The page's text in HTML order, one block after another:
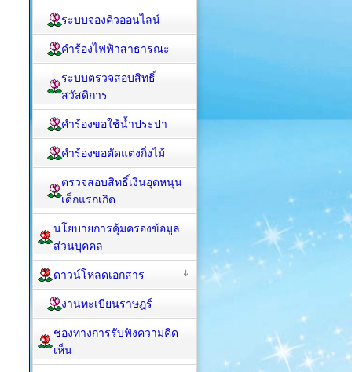
ระบบจองคิวออนไลน์
คำร้องไฟฟ้าสาธารณะ
ระบบตรวจสอบสิทธิ์
สวัสดิการ
คำร้องขอใช้น้ำประปา
คำร้องขอตัดแต่งกิ่งไม้
ตรวจสอบสิทธิ์เงินอุดหนุน
เด็กแรกเกิด
นโยบายการคุ้มครองข้อมูล
ส่วนบุคคล
ดาวน์โหลดเอกสาร
งานทะเบียนราษฎร์
ช่องทางการรับฟังความคิด
เห็น